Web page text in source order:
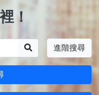
！
進階搜尋